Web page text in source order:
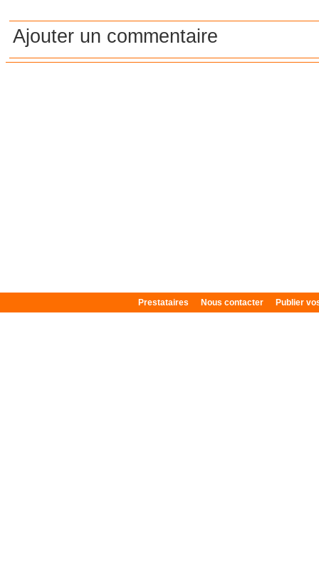
Ajouter un commentaire
Prestataires Nous contacter Publier